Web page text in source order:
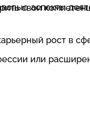
аспекты
свои
рост в
или